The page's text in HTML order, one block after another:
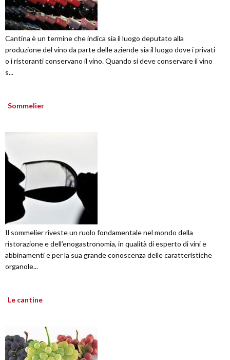
Cantina è un termine che indica sia il luogo deputato alla
produzione del vino da parte delle aziende sia il luogo dove i privati
o i ristoranti conservano il vino. Quando si deve conservare il vino
s...
Sommelier
Il sommelier riveste un ruolo fondamentale nel mondo della
ristorazione e dell’enogastronomia, in qualità di esperto di vini e
abbinamenti e per la sua grande conoscenza delle caratteristiche
organole...
Le cantine